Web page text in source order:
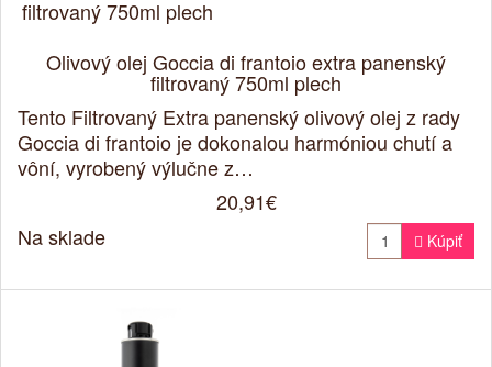
Olivový olej Goccia di frantoio extra panenský
filtrovaný 750ml plech
Tento Filtrovaný Extra panenský olivový olej z rady
Goccia di frantoio je dokonalou harmóniou chutí a
vôní, vyrobený výlučne z…
20,91€
Na sklade
 Kúpiť